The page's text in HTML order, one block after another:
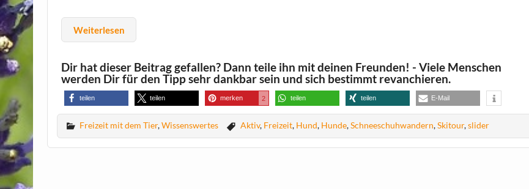
Weiterlesen
Dir hat dieser Beitrag gefallen? Dann teile ihn mit deinen Freunden! - Viele Menschen
werden Dir für den Tipp sehr dankbar sein und sich bestimmt revanchieren.
teilen teilen merken 2 teilen teilen E-Mail
Freizeit mit dem Tier,Wissenswertes Aktiv, Freizeit, Hund, Hunde,Schneeschuhwandern,Skitour,slider